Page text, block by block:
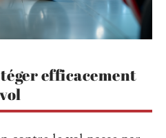
efficacement